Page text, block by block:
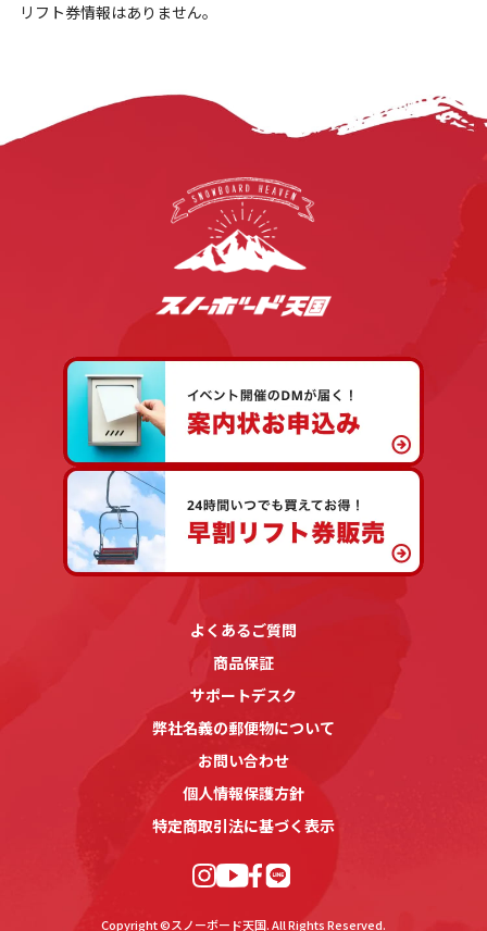
リフト券情報はありません。
よくあるご質問
商品保証
サポートデスク
弊社名義の郵便物について
お問い合わせ
個人情報保護方針
特定商取引法に基づく表示
Copyright ©スノーボード天国. All Rights Reserved.